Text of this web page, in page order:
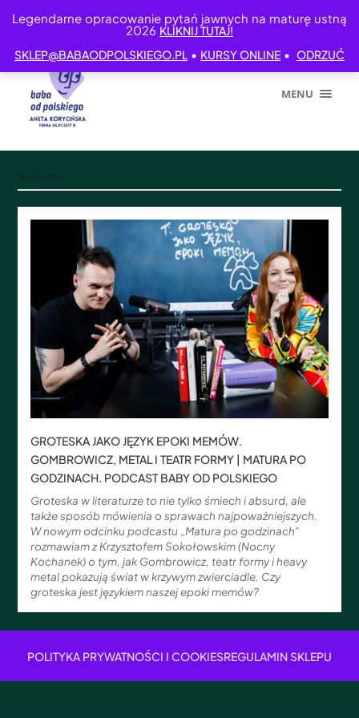
Legendarne opracowanie pytań jawnych na maturę ustną
2026 KLIKNIJ TUTAJ!
SKLEP@BABAODPOLSKIEGO.PL • KURSY ONLINE • ODRZUĆ
MENU
GROTESKA JAKO JĘZYK EPOKI MEMÓW.
GOMBROWICZ, METAL I TEATR FORMY | MATURA PO
GODZINACH. PODCAST BABY OD POLSKIEGO
Groteska w literaturze to nie tylko śmiech i absurd, ale
także sposób mówienia o sprawach najpoważniejszych.
W nowym odcinku podcastu „Matura po godzinach”
rozmawiam z Krzysztofem Sokołowskim (Nocny
Kochanek) o tym, jak Gombrowicz, teatr formy i heavy
metal pokazują świat w krzywym zwierciadle. Czy
groteska jest językiem naszej epoki memów?
POLITYKA PRYWATNOŚCI I COOKIESREGULAMIN SKLEPU